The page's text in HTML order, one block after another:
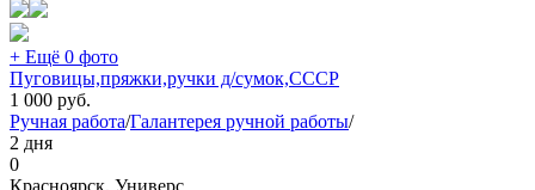
+ Ещё 0 фото
Пуговицы,пряжки,ручки д/сумок,СССР
1 000 руб.
Ручная работа/Галантерея ручной работы/
2 дня
0